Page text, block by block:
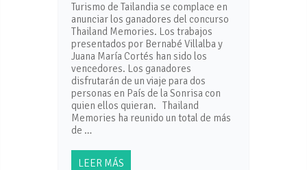
Turismo de Tailandia se complace en
anunciar los ganadores del concurso
Thailand Memories. Los trabajos
presentados por Bernabé Villalba y
Juana María Cortés han sido los
vencedores. Los ganadores
disfrutarán de un viaje para dos
personas en País de la Sonrisa con
quien ellos quieran. Thailand
Memories ha reunido un total de más
de …
LEER MÁS